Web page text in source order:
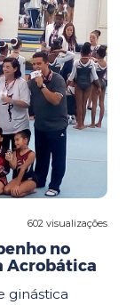
602 visualizações
no
Acrobática
ginástica